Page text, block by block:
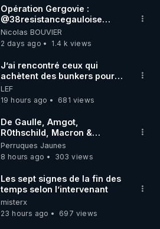
Opération Gergovie :
‪@38resistancegauloise‬
‪@MarionSigautOfficiel‬
‪@gladysriifard5710‬ Laëtitia
Nicolas BOUVIER
2 days ago
1.4 k views
J’ai rencontré ceux qui
achètent des bunkers pour
survivre à la fin du monde
LEF
19 hours ago
681 views
De Gaulle, Amgot,
R0thschild, Macron &
Pompidou… Macron Claude
Janvier, GPTV, 18 X 2024
Perruques Jaunes
8 hours ago
303 views
Les sept signes de la fin des
temps selon l’intervenant
misterx
23 hours ago
697 views